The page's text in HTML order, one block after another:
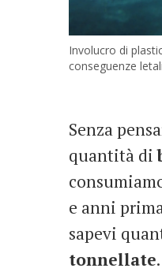
Involucro di
conseguenze
Senza
quantità di
e anni
sapevi
tonnellate